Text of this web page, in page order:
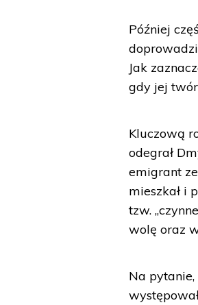
Później
Jak
gdy jej
Kluczową
odegrał
emigrant
mieszkał i
tzw.
wolę oraz
Na